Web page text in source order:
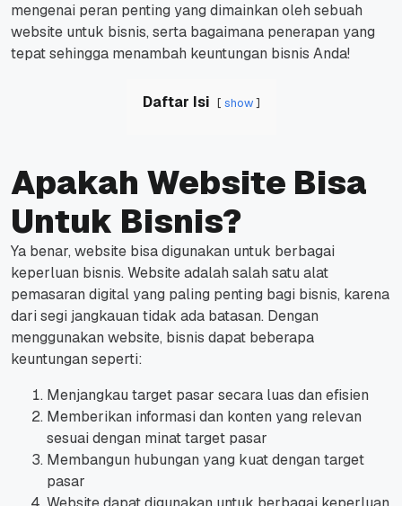
mengenai peran penting yang dimainkan oleh sebuah
website untuk bisnis, serta bagaimana penerapan yang
tepat sehingga menambah keuntungan bisnis Anda!
Daftar Isi show
Apakah Website Bisa
Untuk Bisnis?
Ya benar, website bisa digunakan untuk berbagai
keperluan bisnis. Website adalah salah satu alat
pemasaran digital yang paling penting bagi bisnis, karena
dari segi jangkauan tidak ada batasan. Dengan
menggunakan website, bisnis dapat beberapa
keuntungan seperti:
Menjangkau target pasar secara luas dan efisien
Memberikan informasi dan konten yang relevan
sesuai dengan minat target pasar
Membangun hubungan yang kuat dengan target
pasar